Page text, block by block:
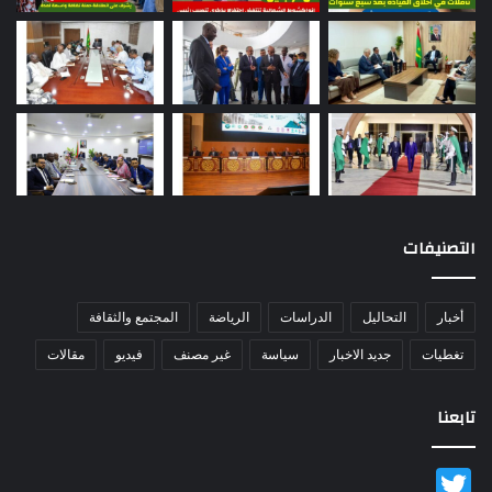
التصنيفات
أخبار التحاليل الدراسات الرياضة المجتمع والثقافة
تغطيات جديد الاخبار سياسة غير مصنف فيديو مقالات
تابعنا